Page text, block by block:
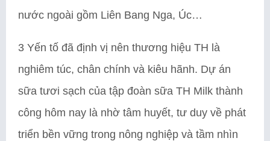
nước ngoài gồm Liên Bang Nga, Úc…
3 Yến tố đã định vị nên thương hiệu TH là
nghiêm túc, chân chính và kiêu hãnh. Dự án
sữa tươi sạch của tập đoàn sữa TH Milk thành
công hôm nay là nhờ tâm huyết, tư duy về phát
triển bền vững trong nông nghiệp và tầm nhìn